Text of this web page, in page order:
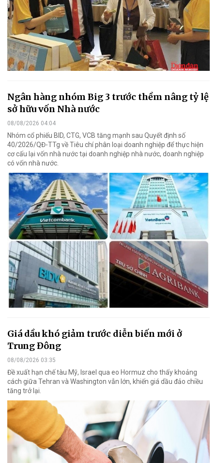
Ngân hàng nhóm Big 3 trước thềm nâng tỷ lệ
sở hữu vốn Nhà nước
08/08/2026 04:04
Nhóm cổ phiếu BID, CTG, VCB tăng mạnh sau Quyết định số
40/2026/QĐ-TTg về Tiêu chí phân loại doanh nghiệp để thực hiện
cơ cấu lại vốn nhà nước tại doanh nghiệp nhà nước, doanh nghiệp
có vốn nhà nước.
Giá dầu khó giảm trước diễn biến mới ở
Trung Đông
08/08/2026 03:35
Đề xuất hạn chế tàu Mỹ, Israel qua eo Hormuz cho thấy khoảng
cách giữa Tehran và Washington vẫn lớn, khiến giá dầu đảo chiều
tăng trở lại.